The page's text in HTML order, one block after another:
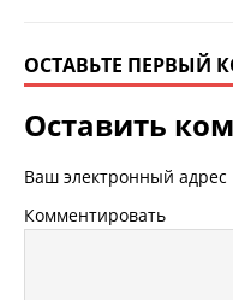
ОСТАВЬТЕ ПЕРВЫЙ
Оставить
Ваш электронный адрес
Комментировать